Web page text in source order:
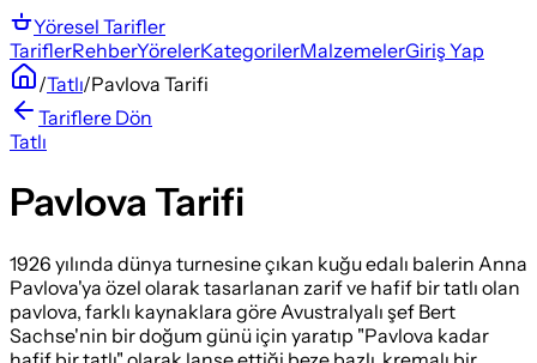
Yöresel Tarifler
TariflerRehberYörelerKategorilerMalzemelerGiriş Yap
/Tatlı/Pavlova Tarifi
Tariflere Dön
Tatlı
Pavlova Tarifi
1926 yılında dünya turnesine çıkan kuğu edalı balerin Anna
Pavlova'ya özel olarak tasarlanan zarif ve hafif bir tatlı olan
pavlova, farklı kaynaklara göre Avustralyalı şef Bert
Sachse'nin bir doğum günü için yaratıp "Pavlova kadar